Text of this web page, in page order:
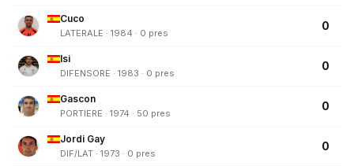
Cuco
LATERALE · 1984 · 0 pres
0
Isi
DIFENSORE · 1983 · 0 pres
0
Gascon
PORTIERE · 1974 · 50 pres
0
Jordi Gay
DIF/LAT · 1973 · 0 pres
0